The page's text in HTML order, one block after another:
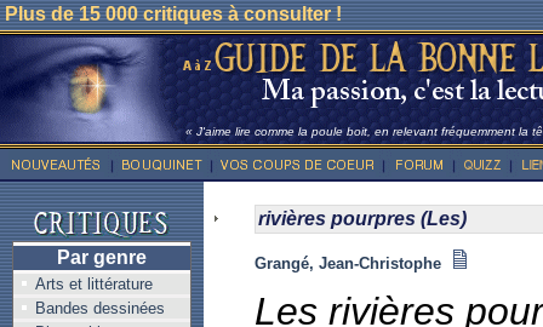
Plus de 15 000 critiques à consulter !
« J'aime lire comme la poule boit, en relevant fréquemment la
Par genre
Arts et littérature
Bandes dessinées
rivières pourpres (Les)
Grangé, Jean-Christophe
Les rivières